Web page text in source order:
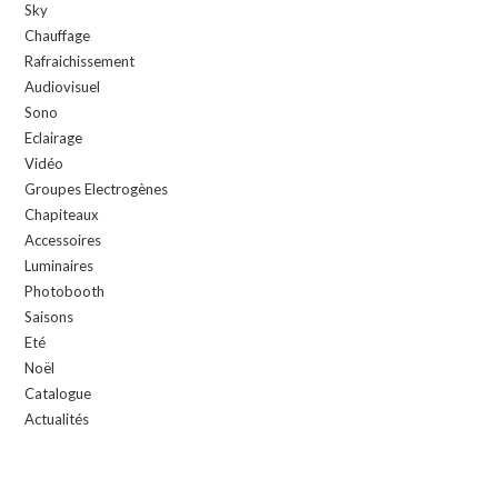
Sky
Chauffage
Rafraichissement
Audiovisuel
Sono
Eclairage
Vidéo
Groupes Electrogènes
Chapiteaux
Accessoires
Luminaires
Photobooth
Saisons
Eté
Noël
Catalogue
Actualités